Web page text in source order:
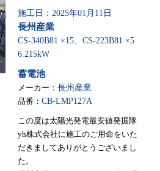
施工日：2025年01月11日
長州産業
CS-340B81 ×15、CS-223B81 ×5
6.215kW
蓄電池
メーカー： 長州産業
品番： CB-LMP127A
この度は太陽光発電最安値発掘隊
yh株式会社に施工のご用命をいた
だきましてありがとうございまし
た。